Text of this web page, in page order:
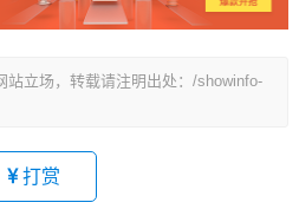
站立场，转载请注明出处：/showinfo-
打赏